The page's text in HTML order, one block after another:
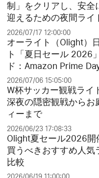
制」をクリアし、安全
迎えるための夜間ライ
ド
2026/07/17 12:00:00
オーライト（Olight）
ト「夏日セール 2026
ド：Amazon Prime
グセールとお得なクリ
り！
2026/07/06 15:05:00
W杯サッカー観戦ライ
深夜の隠密観戦からお
ィーまで
2026/06/23 17:08:33
Olight夏セール2026開
買うべきおすすめ人気
比較
2026/06/19 11:00:00